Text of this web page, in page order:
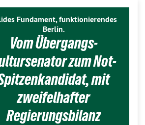
Fundament, funktionierendes
Berlin.
Vom Übergangs-
zum Not-
mit
zweifelhafter
Regierungsbilanz